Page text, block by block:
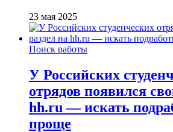
23 мая 2025
Поиск работы
У Российских
отрядов появился
hh.ru — искать
проще